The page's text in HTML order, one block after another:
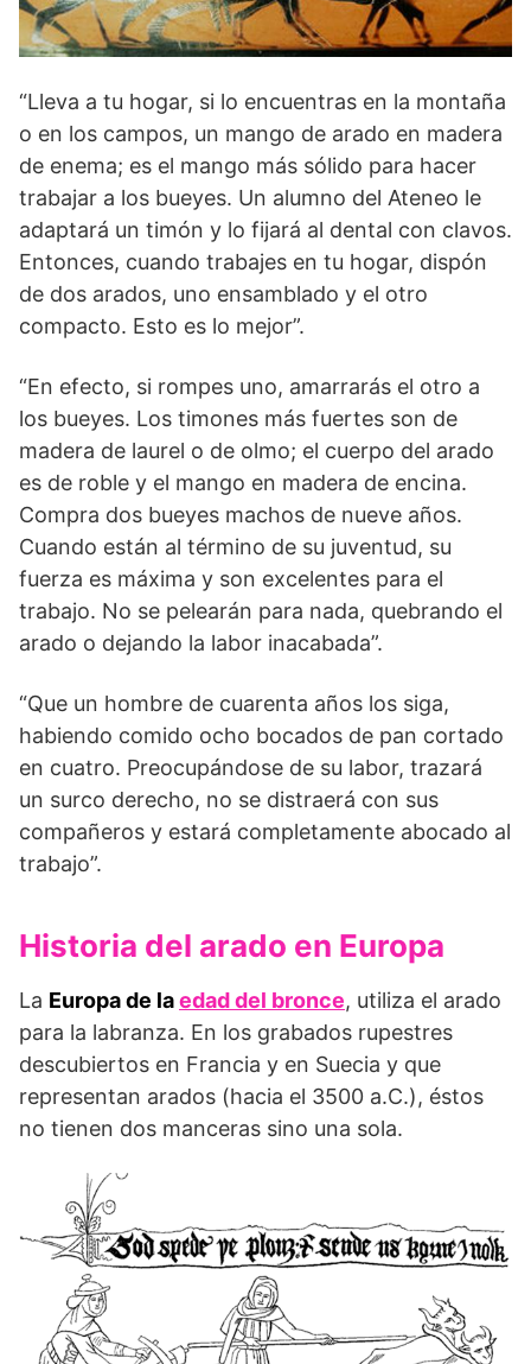
“Lleva a tu hogar, si lo encuentras en la montaña
o en los campos, un mango de arado en madera
de enema; es el mango más sólido para hacer
trabajar a los bueyes. Un alumno del Ateneo le
adaptará un timón y lo fijará al dental con clavos.
Entonces, cuando trabajes en tu hogar, dispón
de dos arados, uno ensamblado y el otro
compacto. Esto es lo mejor”.
“En efecto, si rompes uno, amarrarás el otro a
los bueyes. Los timones más fuertes son de
madera de laurel o de olmo; el cuerpo del arado
es de roble y el mango en madera de encina.
Compra dos bueyes machos de nueve años.
Cuando están al término de su juventud, su
fuerza es máxima y son excelentes para el
trabajo. No se pelearán para nada, quebrando el
arado o dejando la labor inacabada”.
“Que un hombre de cuarenta años los siga,
habiendo comido ocho bocados de pan cortado
en cuatro. Preocupándose de su labor, trazará
un surco derecho, no se distraerá con sus
compañeros y estará completamente abocado al
trabajo”.
Historia del arado en Europa
La Europa de laedad del bronce, utiliza el arado
para la labranza. En los grabados rupestres
descubiertos en Francia y en Suecia y que
representan arados (hacia el 3500 a.C.), éstos
no tienen dos manceras sino una sola.